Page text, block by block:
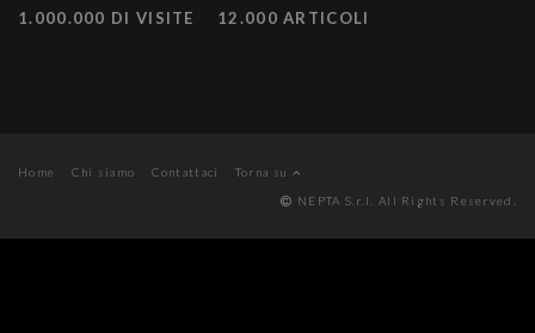
1.000.000 DI VISITE 12.000 ARTICOLI
Home Chi siamo Contattaci
Torna su
NEPTA S.r.l. All Rights Reserved.